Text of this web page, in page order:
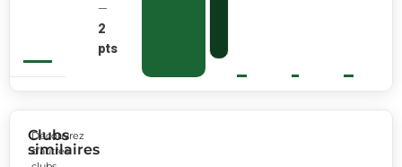
—
2
pts
Clubs
similaires
Découvrez
d’autres